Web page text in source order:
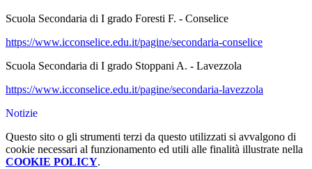
Scuola Secondaria di I grado Foresti F. - Conselice
https://www.icconselice.edu.it/pagine/secondaria-conselice
Scuola Secondaria di I grado Stoppani A. - Lavezzola
https://www.icconselice.edu.it/pagine/secondaria-lavezzola
Notizie
Questo sito o gli strumenti terzi da questo utilizzati si avvalgono di
cookie necessari al funzionamento ed utili alle finalità illustrate nella
COOKIE POLICY.